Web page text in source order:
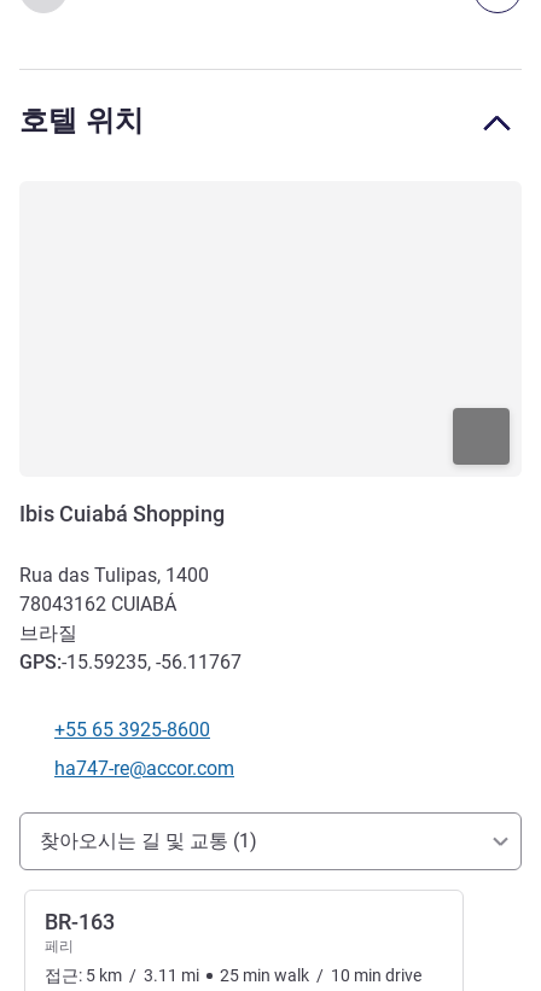
호텔 위치
Ibis Cuiabá Shopping
Rua das Tulipas, 1400
78043162 CUIABÁ
브라질
GPS:-15.59235, -56.11767
전화
+55 65 3925-8600
E-mail
ha747-re@accor.com
호텔 접근 및 교통
찾아오시는 길 및 교통 (1)
BR-163
페리
접근: 5 km / 3.11 mi 25 min walk / 10 min drive